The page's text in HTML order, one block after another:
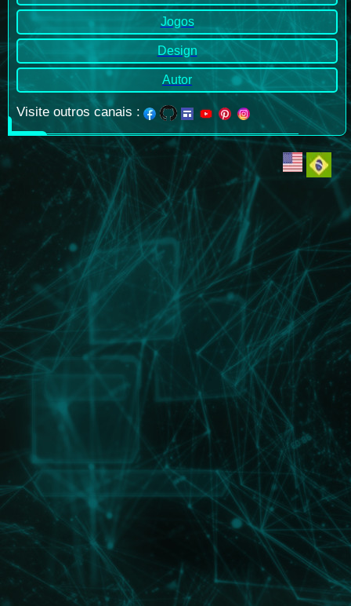
Jogos
Design
Autor
Visite outros canais :